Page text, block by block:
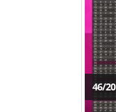
46/